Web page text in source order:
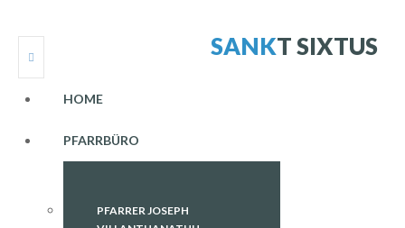
SANKTSIXTUS
HOME
PFARRBÜRO
PFARRER JOSEPH